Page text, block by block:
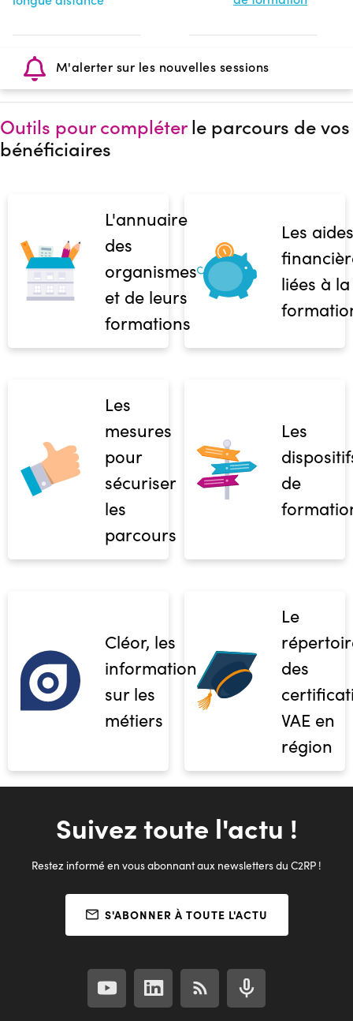
M'alerter sur les nouvelles sessions
Outils pour compléterle parcours de vos
bénéficiaires
L'annuaire
des
organismes
et de leurs
formations
Les aides
liées à la
Les
mesures
pour
sécuriser
les
parcours
Les
de
Cléor, les
informations
sur les
métiers
Le
des
VAE en
région
Suivez toute l'actu !
Restez informé en vous abonnant aux newsletters du C2RP !
S'ABONNER À TOUTE L'ACTU